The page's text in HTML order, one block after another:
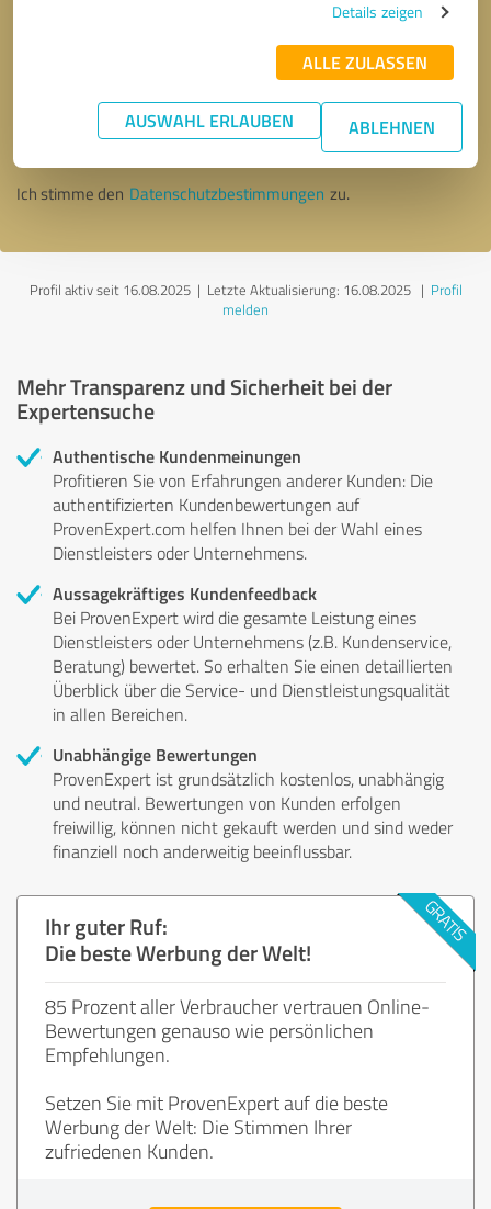
Details zeigen
ALLE ZULASSEN
AUSWAHL ERLAUBEN ABLEHNEN
* Erforderliche Angaben
Nachricht senden
Ich stimme den Datenschutzbestimmungen zu.
Profil aktiv seit 16.08.2025 | Letzte Aktualisierung: 16.08.2025| Profil
melden
Mehr Transparenz und Sicherheit bei der
Expertensuche
Authentische Kundenmeinungen
Profitieren Sie von Erfahrungen anderer Kunden: Die
authentifizierten Kundenbewertungen auf
ProvenExpert.com helfen Ihnen bei der Wahl eines
Dienstleisters oder Unternehmens.
Aussagekräftiges Kundenfeedback
Bei ProvenExpert wird die gesamte Leistung eines
Dienstleisters oder Unternehmens (z.B. Kundenservice,
Beratung) bewertet. So erhalten Sie einen detaillierten
Überblick über die Service- und Dienstleistungsqualität
in allen Bereichen.
Unabhängige Bewertungen
ProvenExpert ist grundsätzlich kostenlos, unabhängig
und neutral. Bewertungen von Kunden erfolgen
freiwillig, können nicht gekauft werden und sind weder
finanziell noch anderweitig beeinflussbar.
Ihr guter Ruf:
Die beste Werbung der Welt!
85 Prozent aller Verbraucher vertrauen Online-
Bewertungen genauso wie persönlichen
Empfehlungen.
Setzen Sie mit ProvenExpert auf die beste
Werbung der Welt: Die Stimmen Ihrer
zufriedenen Kunden.